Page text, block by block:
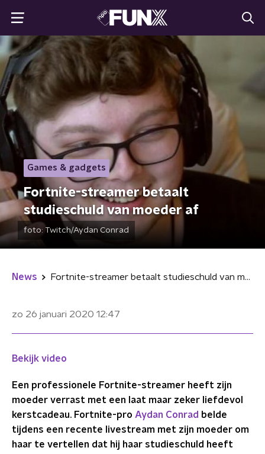
Games & gadgets
Fortnite-streamer betaalt
studieschuld van moeder af
foto: Twitch/Aydan Conrad
News Fortnite-streamer betaalt studieschuld van moeder af
zo 26 januari 2020 12:47
Bekijk video
Een professionele Fortnite-streamer heeft zijn
moeder verrast met een laat maar zeker liefdevol
kerstcadeau. Fortnite-pro Aydan Conrad belde
tijdens een recente livestream met zijn moeder om
haar te vertellen dat hij haar studieschuld heeft